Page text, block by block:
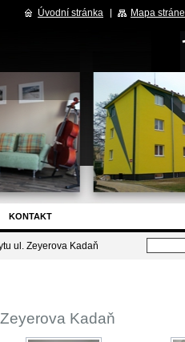
KONTAKT
ul. Zeyerova Kadaň
Kadaň
Úvodní stránka Mapa